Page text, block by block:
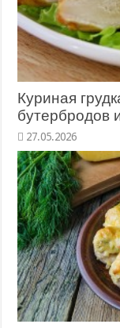
Куриная
бутербродов
27.05.2026